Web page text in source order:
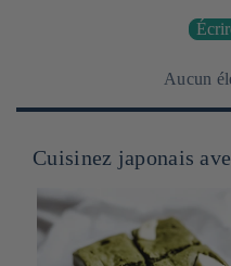
Aucun
Cuisinez japonais